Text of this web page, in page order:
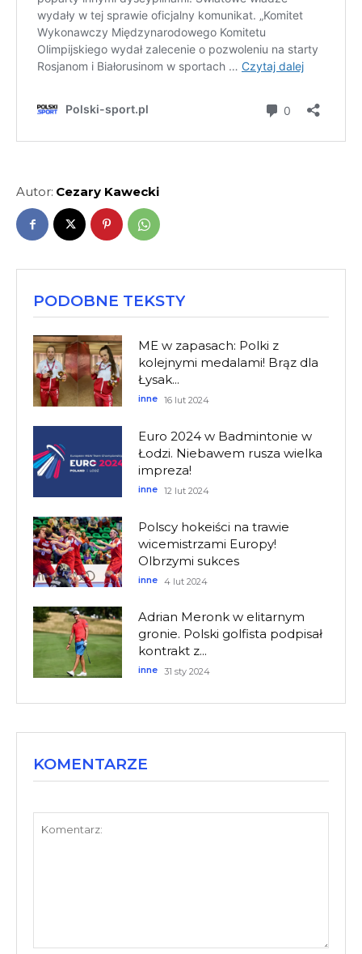
Autor: Cezary Kawecki
PODOBNE TEKSTY
ME w zapasach: Polki z
kolejnymi medalami! Brąz dla
Łysak...
inne 16 lut 2024
Euro 2024 w Badmintonie w
Łodzi. Niebawem rusza wielka
impreza!
inne 12 lut 2024
Polscy hokeiści na trawie
wicemistrzami Europy!
Olbrzymi sukces
inne 4 lut 2024
Adrian Meronk w elitarnym
gronie. Polski golfista podpisał
kontrakt z...
inne 31 sty 2024
KOMENTARZE